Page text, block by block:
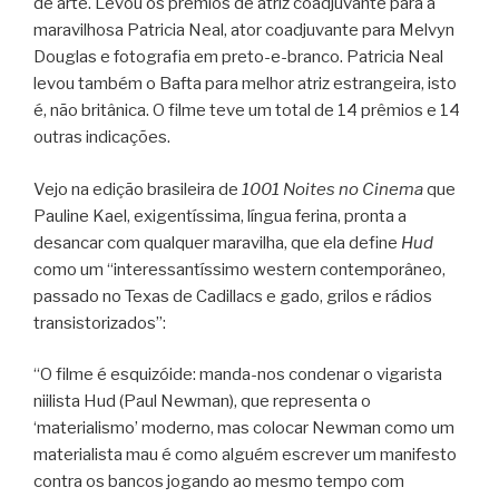
maravilhosa Patricia Neal, ator coadjuvante para Melvyn
Douglas e fotografia em preto-e-branco. Patricia Neal
levou também o Bafta para melhor atriz estrangeira, isto
é, não britânica. O filme teve um total de 14 prêmios e 14
outras indicações.
Vejo na edição brasileira de 1001 Noites no Cinemaque
Pauline Kael, exigentíssima, língua ferina, pronta a
desancar com qualquer maravilha, que ela define Hud
como um “interessantíssimo western contemporâneo,
passado no Texas de Cadillacs e gado, grilos e rádios
transistorizados”:
“O filme é esquizóide: manda-nos condenar o vigarista
niilista Hud (Paul Newman), que representa o
‘materialismo’ moderno, mas colocar Newman como um
materialista mau é como alguém escrever um manifesto
contra os bancos jogando ao mesmo tempo com